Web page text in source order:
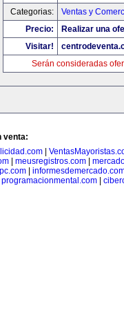
Categorias:
Ventas y
Precio:
Realizar una
Visitar!
Serán consideradas
venta:
meusregistros.com
programacionmental.com